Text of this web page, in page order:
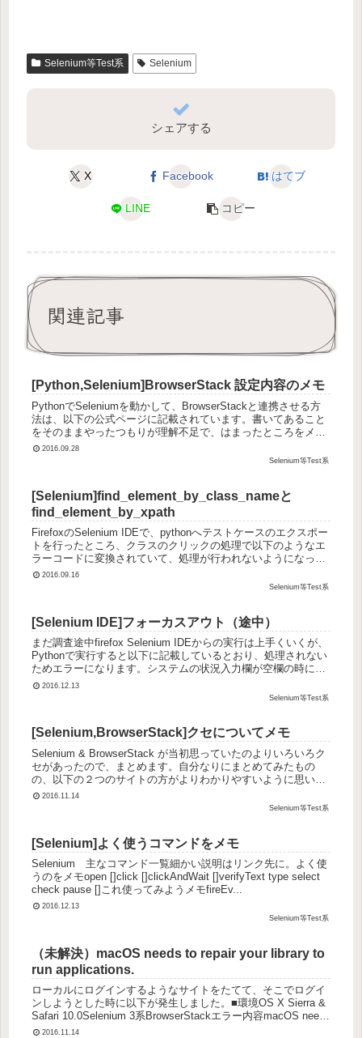
Selenium等Test系 Selenium
シェアする
X Facebook はてブ
LINE コピー
関連記事
[Python,Selenium]BrowserStack 設定内容のメモ
PythonでSeleniumを動かして、BrowserStackと連携させる方
法は、以下の公式ページに記載されています。書いてあること
をそのままやったつもりが理解不足で、はまったところをメモ
していきます。書いてみるとしょーもないハマり方を...
2016.09.28
Selenium等Test系
[Selenium]find_element_by_class_nameと
find_element_by_xpath
FirefoxのSelenium IDEで、pythonへテストケースのエクスポー
トを行ったところ、クラスのクリックの処理で以下のようなエ
ラーコードに変換されていて、処理が行われないようになって
いた。# ERROR: Caught exce...
2016.09.16
Selenium等Test系
[Selenium IDE]フォーカスアウト（途中）
まだ調査途中firefox Selenium IDEからの実行は上手くいくが、
Pythonで実行すると以下に記載しているとおり、処理されない
ためエラーになります。システムの状況入力欄が空欄の時には
ボタンは押せないようになっている入力された後...
2016.12.13
Selenium等Test系
[Selenium,BrowserStack]クセについてメモ
Selenium & BrowserStack が当初思っていたのよりいろいろク
セがあったので、まとめます。自分なりにまとめてみたもの
の、以下の２つのサイトの方がよりわかりやすいように思いま
す。■実行環境Selenium 3系Browser...
2016.11.14
Selenium等Test系
[Selenium]よく使うコマンドをメモ
Selenium 主なコマンド一覧細かい説明はリンク先に。よく使
うのをメモopen []click []clickAndWait []verifyText type select
check pause []これ使ってみようメモfireEv...
2016.12.13
Selenium等Test系
（未解決）macOS needs to repair your library to
run applications.
ローカルにログインするようなサイトをたてて、そこでログイ
ンしようとした時に以下が発生しました。■環境OS X Sierra &
Safari 10.0Selenium 3系BrowserStackエラー内容macOS needs
to re...
2016.11.14